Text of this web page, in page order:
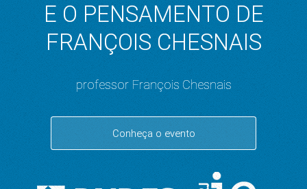
E O PENSAMENTO DE
FRANÇOIS CHESNAIS
professor François Chesnais
Conheça o evento